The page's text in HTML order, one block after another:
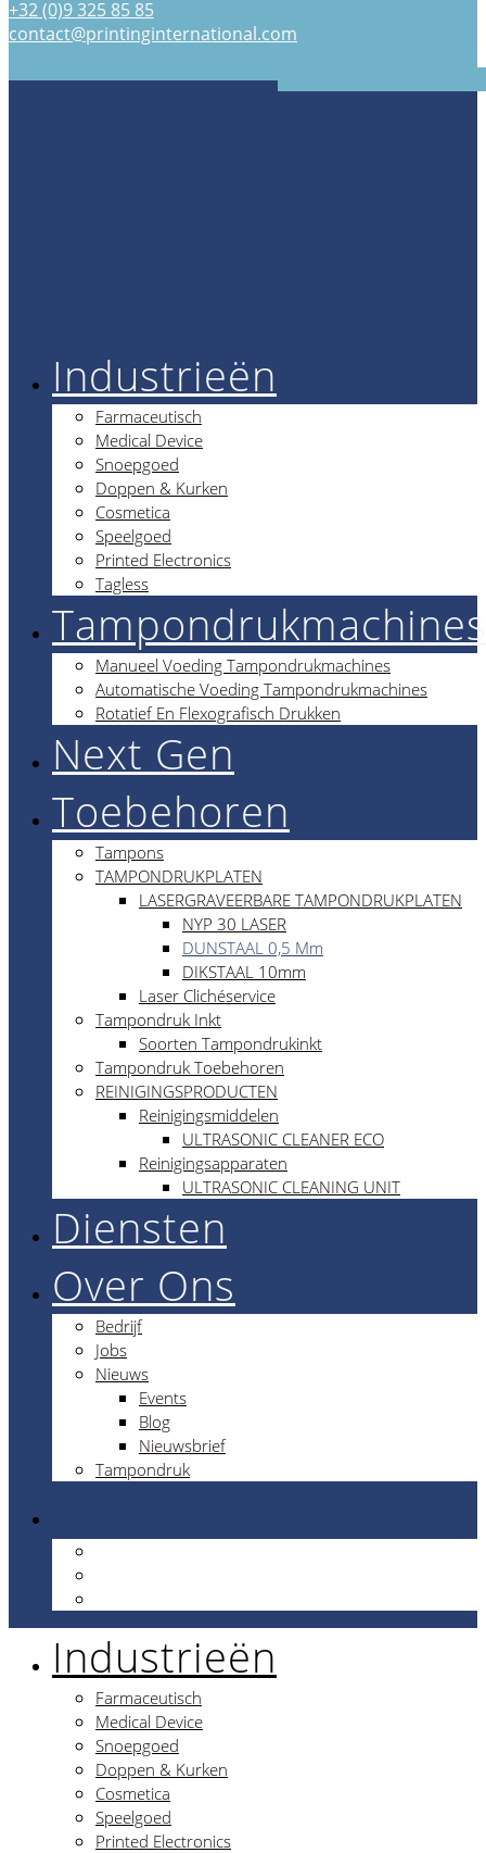
Ga
naar
+32 (0)9 325 85 85
contact@printinginternational.com
Industrieën
Farmaceutisch
Medical Device
Snoepgoed
Doppen & Kurken
Cosmetica
Speelgoed
Printed Electronics
Tagless
Tampondrukmachines
Manueel Voeding Tampondrukmachines
Automatische Voeding Tampondrukmachines
Rotatief En Flexografisch Drukken
Next Gen
Toebehoren
Tampons
TAMPONDRUKPLATEN
LASERGRAVEERBARE TAMPONDRUKPLATEN
NYP 30 LASER
DUNSTAAL 0,5 Mm
DIKSTAAL 10mm
Laser Clichéservice
Tampondruk Inkt
Soorten Tampondrukinkt
Tampondruk Toebehoren
REINIGINGSPRODUCTEN
Reinigingsmiddelen
ULTRASONIC CLEANER ECO
Reinigingsapparaten
ULTRASONIC CLEANING UNIT
Diensten
Over Ons
Bedrijf
Jobs
Nieuws
Events
Blog
Nieuwsbrief
Tampondruk
Industrieën
Farmaceutisch
Medical Device
Snoepgoed
Doppen & Kurken
Cosmetica
Speelgoed
Printed Electronics